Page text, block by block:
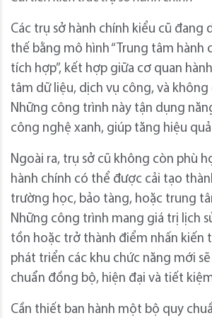
Các trụ sở hành chính kiểu cũ đang
thế bằng mô hình “Trung tâm hành
tích hợp”, kết hợp giữa cơ quan
tâm dữ liệu, dịch vụ công, và không
Những công trình này tận dụng
công nghệ xanh, giúp tăng hiệu
Ngoài ra, trụ sở cũ không còn phù
hành chính có thể được cải tạo
trường học, bảo tàng, hoặc trung
Những công trình mang giá trị lịch
tồn hoặc trở thành điểm nhấn kiến
phát triển các khu chức năng mới
chuẩn đồng bộ, hiện đại và tiết
Cần thiết ban hành một bộ quy